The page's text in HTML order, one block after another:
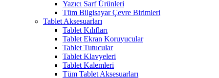
Yazıcı Sarf Ürünleri
Tüm Bilgisayar Çevre Birimleri
Tablet Aksesuarları
Tablet Kılıfları
Tablet Ekran Koruyucular
Tablet Tutucular
Tablet Klavyeleri
Tablet Kalemleri
Tüm Tablet Aksesuarları